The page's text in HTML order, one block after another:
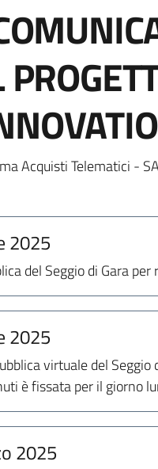
Acquisti Telematici -
2025
del Seggio di Gara
2025
virtuale del
è fissata per il giorno
2025